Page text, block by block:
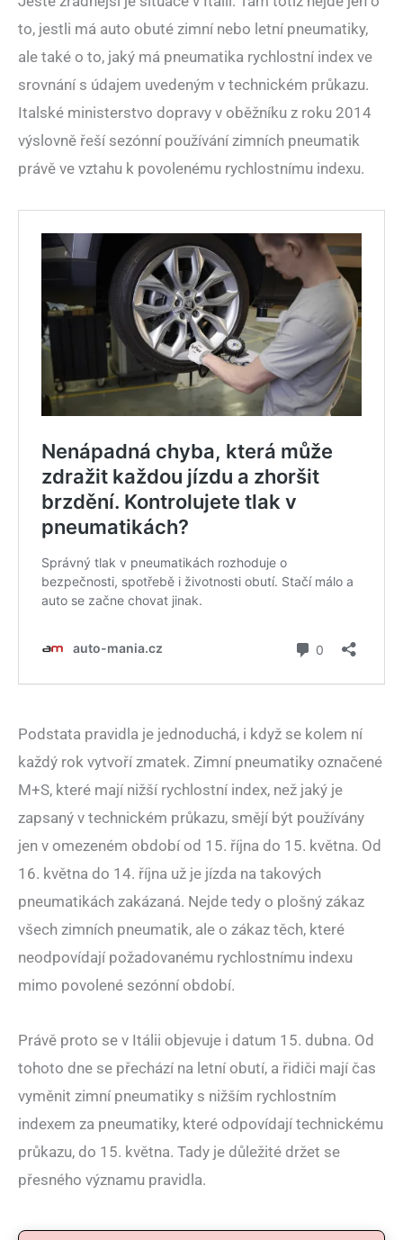
to, jestli má auto obuté zimní nebo letní pneumatiky,
ale také o to, jaký má pneumatika rychlostní index ve
srovnání s údajem uvedeným v technickém průkazu.
Italské ministerstvo dopravy v oběžníku z roku 2014
výslovně řeší sezónní používání zimních pneumatik
právě ve vztahu k povolenému rychlostnímu indexu.
Podstata pravidla je jednoduchá, i když se kolem ní
každý rok vytvoří zmatek. Zimní pneumatiky označené
M+S, které mají nižší rychlostní index, než jaký je
zapsaný v technickém průkazu, smějí být používány
jen v omezeném období od 15. října do 15. května. Od
16. května do 14. října už je jízda na takových
pneumatikách zakázaná. Nejde tedy o plošný zákaz
všech zimních pneumatik, ale o zákaz těch, které
neodpovídají požadovanému rychlostnímu indexu
mimo povolené sezónní období.
Právě proto se v Itálii objevuje i datum 15. dubna. Od
tohoto dne se přechází na letní obutí, a řidiči mají čas
vyměnit zimní pneumatiky s nižším rychlostním
indexem za pneumatiky, které odpovídají technickému
průkazu, do 15. května. Tady je důležité držet se
přesného významu pravidla.